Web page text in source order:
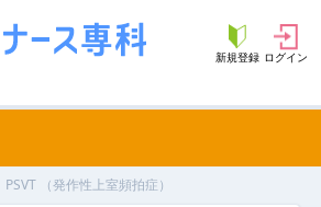
新規登録 ログイン
PSVT （発作性上室頻拍症）